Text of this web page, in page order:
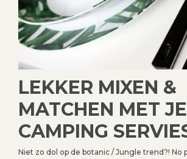
LEKKER MIXEN &
MATCHEN MET JE
CAMPING
Niet zo dol op de botanic / Jungle trend?! No